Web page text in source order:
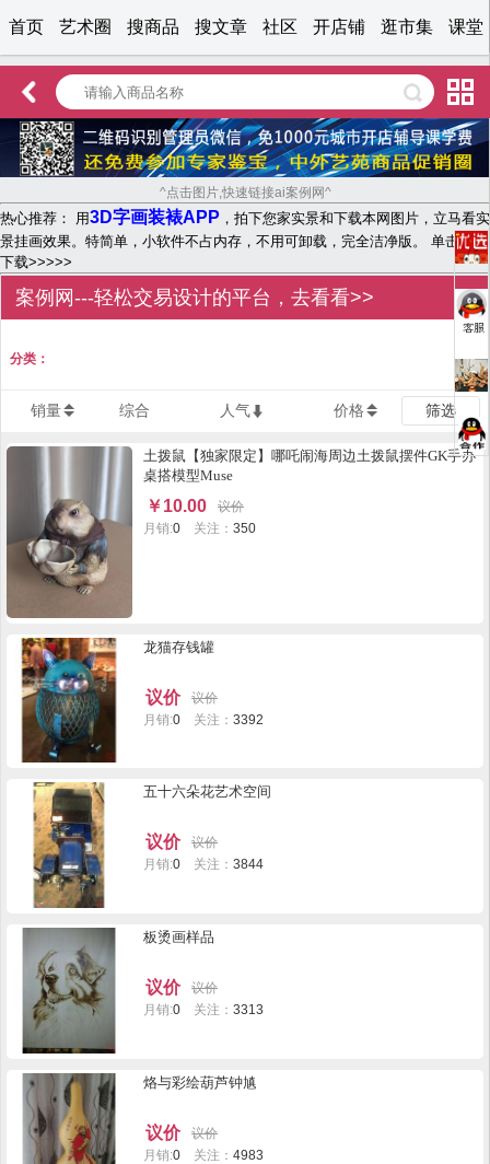
首页 艺术圈 搜商品 搜文章 社区 开店铺 逛市集 课堂
^点击图片,快速链接ai案例网^
热心推荐： 用3D字画装裱APP ，拍下您家实景和下载本网图片，立马看实
景挂画效果。特简单，小软件不占内存，不用可卸载，完全洁净版。 单击文字
下载>>>>>
案例网---轻松交易设计的平台，去看看>>
分类：
销量 综合 人气 价格 筛选
土拨鼠【独家限定】哪吒闹海周边土拨鼠摆件GK手办
桌搭模型Muse
￥10.00
议价
月销:0 关注：350
龙猫存钱罐
议价
议价
月销:0 关注：3392
五十六朵花艺术空间
议价
议价
月销:0 关注：3844
板烫画样品
议价
议价
月销:0 关注：3313
烙与彩绘葫芦钟㐤
议价
议价
月销:0 关注：4983